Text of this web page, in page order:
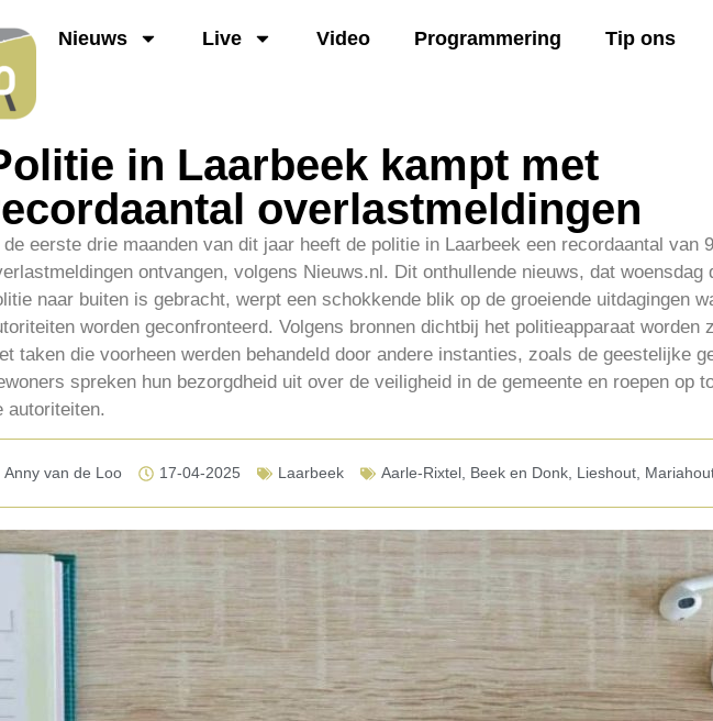
Nieuws Live Video Programmering Tip ons
in Laarbeek kampt met
overlastmeldingen
de eerste drie maanden van dit jaar heeft de politie in Laarbeek een recordaantal van
ontvangen, volgens Nieuws.nl. Dit onthullende nieuws, dat woensdag
naar buiten is gebracht, werpt een schokkende blik op de groeiende uitdagingen
worden geconfronteerd. Volgens bronnen dichtbij het politieapparaat worden
taken die voorheen werden behandeld door andere instanties, zoals de geestelijke
spreken hun bezorgdheid uit over de veiligheid in de gemeente en roepen op
autoriteiten.
Anny van de Loo 17-04-2025 Laarbeek Aarle-Rixtel, Beek en Donk, Lieshout,